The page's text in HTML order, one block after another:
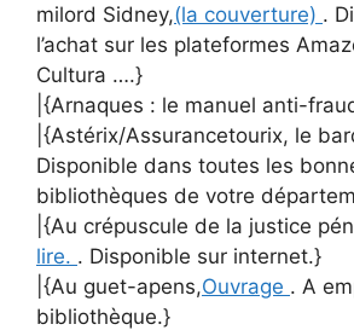
milord Sidney,(la couverture) .
l’achat sur les plateformes
Cultura ….}
|{Arnaques : le manuel anti-
|{Astérix/Assurancetourix, le
Disponible dans toutes les
bibliothèques de votre
|{Au crépuscule de la justice
lire. . Disponible sur internet.}
|{Au guet-apens,Ouvrage . A
bibliothèque.}